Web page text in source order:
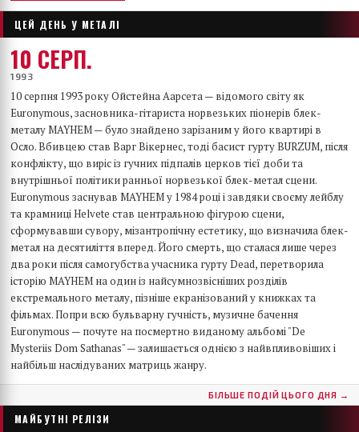
ЦЕЙ ДЕНЬ У МЕТАЛІ
10 СЕРП.
1993
10 серпня 1993 року Ойстейна Аарсета — відомого світу як
Euronymous, засновника-гітариста норвезьких піонерів блек-
металу MAYHEM — було знайдено зарізаним у його квартирі в
Осло. Вбивцею став Варг Вікернес, тоді басист гурту BURZUM, після
конфлікту, що виріс із гучних підпалів церков тієї доби та
внутрішньої політики ранньої норвезької блек-метал сцени.
Euronymous заснував MAYHEM у 1984 році і завдяки своєму лейблу
та крамниці Helvete став центральною фігурою сцени,
сформувавши сувору, мізантропічну естетику, що визначила блек-
метал на десятиліття вперед. Його смерть, що сталася лише через
два роки після самогубства учасника гурту Dead, перетворила
історію MAYHEM на один із найсумнозвісніших розділів
екстремального металу, пізніше екранізований у книжках та
фільмах. Попри всю бульварну гучність, музичне бачення
Euronymous — почуте на посмертно виданому альбомі "De
Mysteriis Dom Sathanas" — залишається однією з найвпливовіших і
найбільш наслідуваних матриць жанру.
БІЛЬШЕ ПОДІЙ ЦЬОГО ДНЯ →
МАЙБУТНІ РЕЛІЗИ